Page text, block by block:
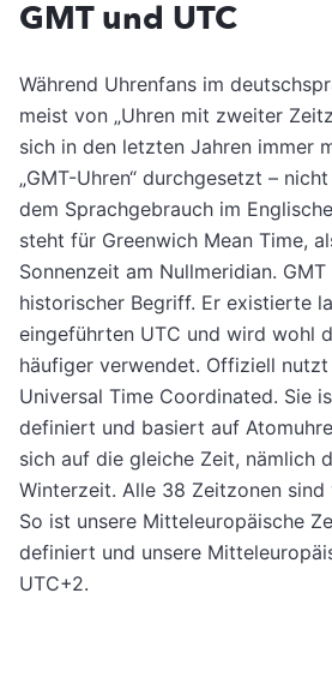
GMT und UTC
Während Uhrenfans im
meist von „Uhren mit zweiter
sich in den letzten Jahren immer
„GMT-Uhren“ durchgesetzt –
dem Sprachgebrauch im
steht für Greenwich Mean Time,
Sonnenzeit am Nullmeridian.
historischer Begriff. Er existierte
eingeführten UTC und wird wohl
häufiger verwendet. Offiziell
Universal Time Coordinated. Sie
definiert und basiert auf
sich auf die gleiche Zeit, nämlich
Winterzeit. Alle 38 Zeitzonen
So ist unsere Mitteleuropäische
definiert und unsere
UTC+2.